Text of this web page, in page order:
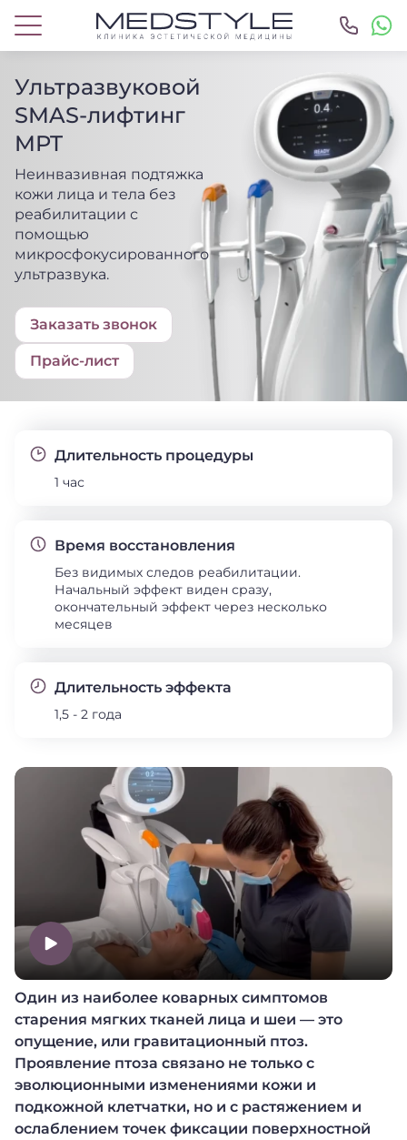
Ультразвуковой
SMAS-лифтинг
MPT
Неинвазивная подтяжка
кожи лица и тела без
реабилитации с
помощью
микросфокусированного
ультразвука.
Заказать звонок
Прайс-лист
Длительность процедуры
1 час
Время восстановления
Без видимых следов реабилитации.
Начальный эффект виден сразу,
окончательный эффект через несколько
месяцев
Длительность эффекта
1,5 - 2 года
Один из наиболее коварных симптомов
старения мягких тканей лица и шеи — это
опущение, или гравитационный птоз.
Проявление птоза связано не только с
эволюционными изменениями кожи и
подкожной клетчатки, но и с растяжением и
ослаблением точек фиксации поверхностной